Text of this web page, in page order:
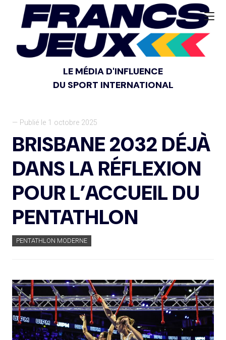
LE MÉDIA D'INFLUENCE
DU SPORT INTERNATIONAL
— Publié le 1 octobre 2025
BRISBANE 2032 DÉJÀ
DANS LA RÉFLEXION
POUR L’ACCUEIL DU
PENTATHLON
PENTATHLON MODERNE